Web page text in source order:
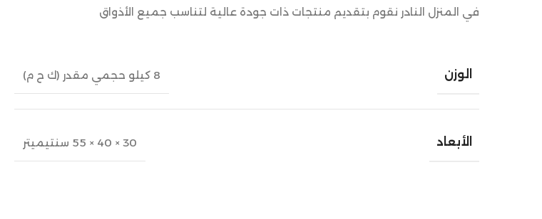
في المنزل النادر نقوم بتقديم منتجات ذات جودة عالية لتناسب جميع الأذواق
الوزن 8 كيلو حجمي مقدر (ك ح م)
الأبعاد 30 × 40 × 55 سنتيميتر